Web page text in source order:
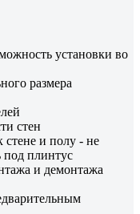
установки во
размера
стен
стене и полу - не
под плинтус
и демонтажа